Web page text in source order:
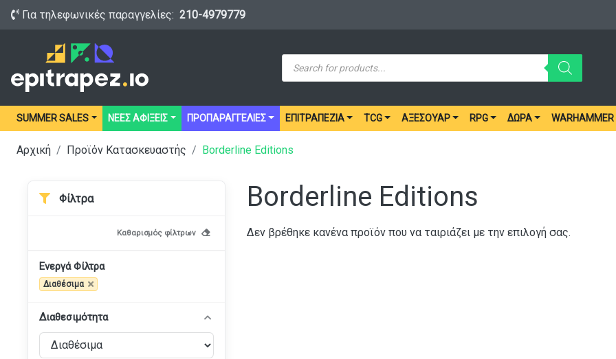
Για τηλεφωνικές παραγγελίες: 210-4979779
Products
search
SUMMER SALES ΝΕΕΣ ΑΦΙΞΕΙΣ ΠΡΟΠΑΡΑΓΓΕΛΙΕΣ ΕΠΙΤΡΑΠΈΖΙΑ TCG ΑΞΕΣΟΥΆΡ RPG ΔΏΡΑ WARHAMMER
Αρχική Προϊόν Κατασκευαστής Borderline Editions
Borderline Editions
Δεν βρέθηκε κανένα προϊόν που να ταιριάζει με την επιλογή σας.
Φίλτρα
Καθαρισμός φίλτρων
Ενεργά Φίλτρα
Διαθέσιμα
Διαθεσιμότητα